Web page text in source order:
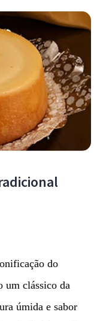
do
um clássico da
úmida e sabor